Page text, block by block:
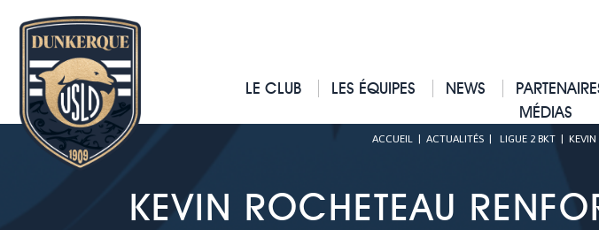
LE CLUB LES ÉQUIPES NEWS
MÉDIAS
ACCUEIL ACTUALITÉS LIGUE 2 BKT KEVIN
KEVIN ROCHETEAU